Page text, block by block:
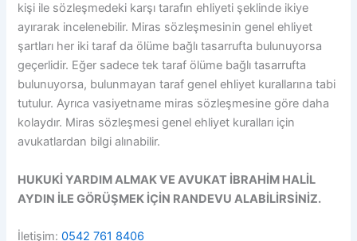
kişi ile sözleşmedeki karşı tarafın ehliyeti şeklinde ikiye
ayırarak incelenebilir. Miras sözleşmesinin genel ehliyet
şartları her iki taraf da ölüme bağlı tasarrufta bulunuyorsa
geçerlidir. Eğer sadece tek taraf ölüme bağlı tasarrufta
bulunuyorsa, bulunmayan taraf genel ehliyet kurallarına tabi
tutulur. Ayrıca vasiyetname miras sözleşmesine göre daha
kolaydır. Miras sözleşmesi genel ehliyet kuralları için
avukatlardan bilgi alınabilir.
HUKUKİ YARDIM ALMAK VE AVUKAT İBRAHİM HALİL
AYDIN İLE GÖRÜŞMEK İÇİN RANDEVU ALABİLİRSİNİZ.
İletişim:0542 761 8406